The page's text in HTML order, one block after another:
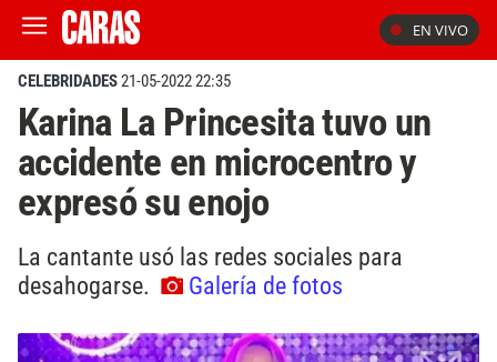
EN VIVO
CELEBRIDADES21-05-2022 22:35
Karina La Princesita tuvo un
accidente en microcentro y
expresó su enojo
La cantante usó las redes sociales para
desahogarse.
Galería de fotos